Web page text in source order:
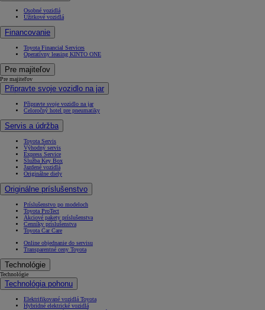
Osobné vozidlá
Úžitkové vozidlá
Financovanie
Toyota Financial Services
Operatívny leasing KINTO ONE
Pre majiteľov
Pre majiteľov
Připravte svoje vozidlo na jar
Připravte svoje vozidlo na jar
Celoročný hotel pre pneumatiky
Servis a údržba
Toyota Servis
Výhodný servis
Express Service
Služba Key Box
Jazdené vozidlá
Originálne diely
Originálne príslušenstvo
Príslušenstvo po modeloch
Toyota ProTect
Akciové pakety príslušenstva
Cenníky príslušenstva
Toyota Car Care
Online objednanie do servisu
Transparentné ceny Toyota
Technológie
Technológie
Technológia pohonu
Elektrifikované vozidlá Toyota
Hybridné elektrické vozidlá